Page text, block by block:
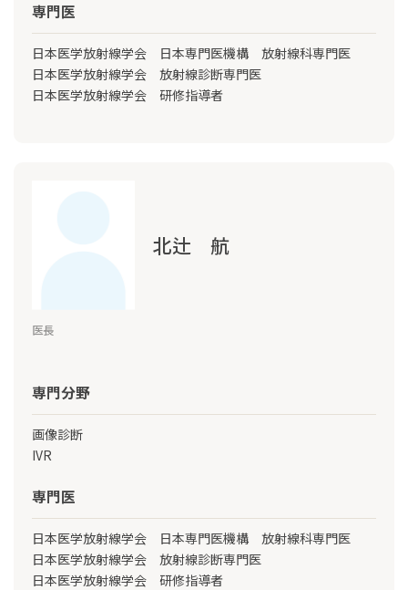
専門医
日本医学放射線学会 日本専門医機構 放射線科専門医
日本医学放射線学会 放射線診断専門医
日本医学放射線学会 研修指導者
北辻 航
医長
専門分野
画像診断
IVR
専門医
日本医学放射線学会 日本専門医機構 放射線科専門医
日本医学放射線学会 放射線診断専門医
日本医学放射線学会 研修指導者